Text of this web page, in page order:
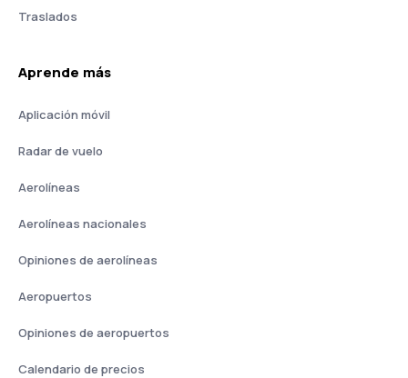
Traslados
Aprende más
Aplicación móvil
Radar de vuelo
Aerolíneas
Aerolíneas nacionales
Opiniones de aerolíneas
Aeropuertos
Opiniones de aeropuertos
Calendario de precios